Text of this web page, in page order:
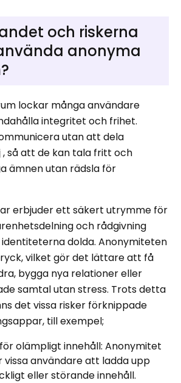
och riskerna
anonyma
lockar många användare
integritet och frihet.
utan att dela
så att de kan tala fritt och
ämnen utan rädsla för
erbjuder ett säkert utrymme för
och rådgivning
dolda. Anonymiteten
vilket gör det lättare att få
bygga nya relationer eller
samtal utan stress. Trots detta
det vissa risker förknippade
till exempel;
olämpligt innehåll: Anonymitet
användare att ladda upp
eller störande innehåll.